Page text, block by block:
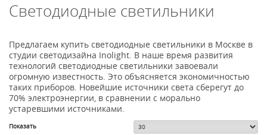
Светодиодные светильники
Предлагаем купить светодиодные светильники в Москве в
студии светодизайна Inolight. В наше время развития
технологий светодиодные светильники завоевали
огромную известность. Это объясняется экономичностью
таких приборов. Новейшие источники света сберегут до
70% электроэнергии, в сравнении с морально
устаревшими источниками.
Показать